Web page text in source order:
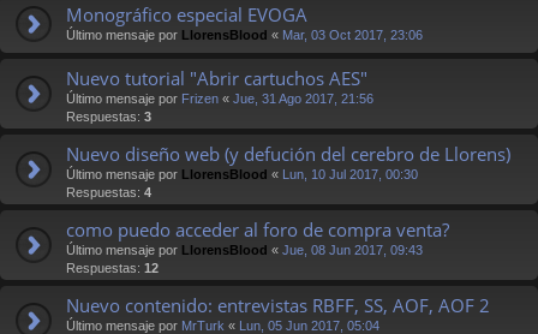
Monográfico especial EVOGA
Último mensaje por LlorensBlood « Mar, 03 Oct 2017, 23:06
Nuevo tutorial "Abrir cartuchos AES"
Último mensaje por Frizen « Jue, 31 Ago 2017, 21:56
Respuestas: 3
Nuevo diseño web (y defución del cerebro de Llorens)
Último mensaje por LlorensBlood « Lun, 10 Jul 2017, 00:30
Respuestas: 4
como puedo acceder al foro de compra venta?
Último mensaje por LlorensBlood « Jue, 08 Jun 2017, 09:43
Respuestas: 12
Nuevo contenido: entrevistas RBFF, SS, AOF, AOF 2
Último mensaje por MrTurk « Lun, 05 Jun 2017, 05:04